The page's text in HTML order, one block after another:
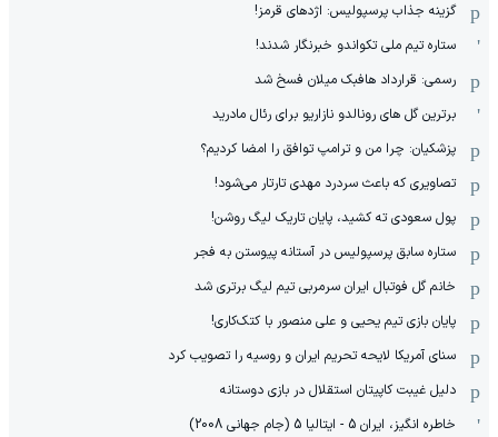
گزینه جذاب پرسپولیس: اژدهای قرمز!
ستاره تیم ملی تکواندو خبرنگار شدند!
رسمی: قرارداد هافبک میلان فسخ شد
برترین گل های رونالدو نازاریو برای رئال مادرید
پزشکیان: چرا من و ترامپ توافق را امضا کردیم؟
تصاویری که باعث سردرد مهدی تارتار می‌شود!
پول سعودی ته کشید، پایان تاریک لیگ روشن!
ستاره سابق پرسپولیس در آستانه پیوستن به فجر
خانم گل فوتبال ایران سرمربی تیم لیگ برتری شد
پایان بازی تیم یحیی و علی منصور با کتک‌کاری!
سنای آمریکا لایحه تحریم ایران و روسیه را تصویب کرد
دلیل غیبت کاپیتان استقلال در بازی دوستانه
خاطره انگیز، ایران 5 - ایتالیا 5 (جام جهانی 2008)